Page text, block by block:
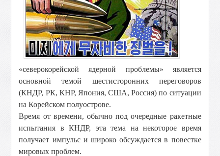
«северокорейской ядерной проблемы» является
основной темой шестисторонних переговоров
(КНДР, РК, КНР, Япония, США, Россия) по ситуации
на Корейском полуострове.
Время от времени, обычно под очередные ракетные
испытания в КНДР, эта тема на некоторое время
получает импульс и широко обсуждается в повестке
мировых проблем.